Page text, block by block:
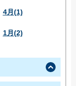
4月(1)
1月(2)